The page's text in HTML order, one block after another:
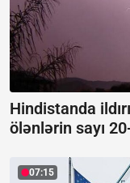
Hindistanda
ölənlərin sayı
07:15